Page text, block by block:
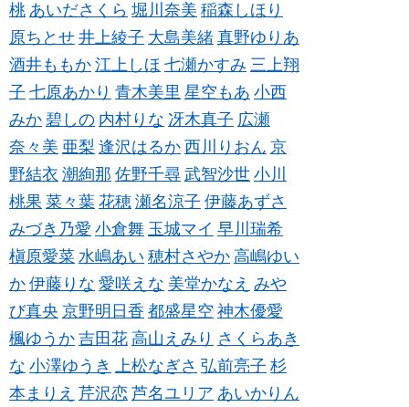
桃 あいださくら 堀川奈美 稲森しほり
原ちとせ 井上綾子 大島美緒 真野ゆりあ
酒井ももか 江上しほ 七瀬かすみ 三上翔
子 七原あかり 青木美里 星空もあ 小西
みか 碧しの 内村りな 冴木真子 広瀬
奈々美 亜梨 逢沢はるか 西川りおん 京
野結衣 潮絢那 佐野千尋 武智沙世 小川
桃果 菜々葉 花穂 瀬名涼子 伊藤あずさ
みづき乃愛 小倉舞 玉城マイ 早川瑞希
槇原愛菜 水嶋あい 穂村さやか 高嶋ゆい
か 伊藤りな 愛咲えな 美堂かなえ みや
び真央 京野明日香 都盛星空 神木優愛
楓ゆうか 吉田花 高山えみり さくらあき
な 小澤ゆうき 上松なぎさ 弘前亮子 杉
本まりえ 芹沢恋 芦名ユリア あいかりん